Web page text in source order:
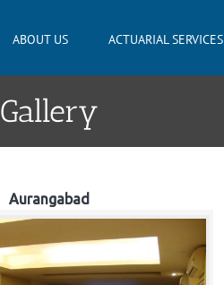
ABOUT US ACTUARIAL SERVICES
Gallery
Aurangabad